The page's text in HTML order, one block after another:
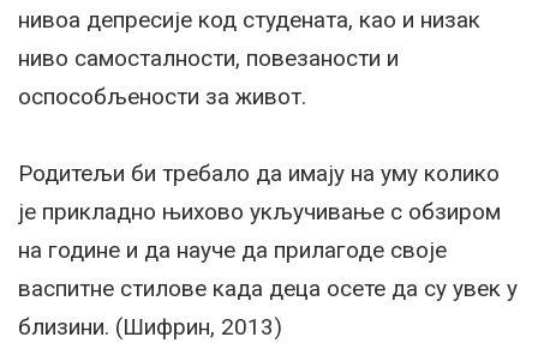
нивоа депресије код студената, као и низак
ниво самосталности, повезаности и
оспособљености за живот.
Родитељи би требало да имају на уму колико
је прикладно њихово укључивање с обзиром
на године и да науче да прилагоде своје
васпитне стилове када деца осете да су увек у
близини. (Шифрин, 2013)